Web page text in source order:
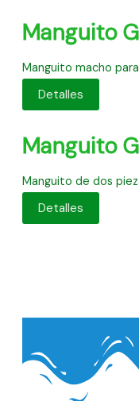
Manguito
Manguito macho
Detalles
Manguito
Manguito de dos
Detalles